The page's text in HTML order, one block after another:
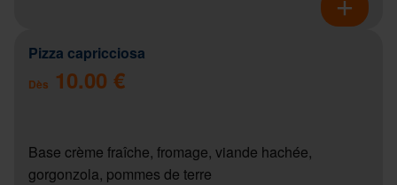
Pizza capricciosa
Dès 10.00 €
Base crème fraîche, fromage, viande hachée,
gorgonzola, pommes de terre